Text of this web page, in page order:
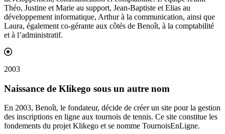
Théo, Justine et Marie au support, Jean-Baptiste et Elias au
développement informatique, Arthur à la communication, ainsi que
Laura, également co-gérante aux côtés de Benoît, à la comptabilité
et à l’administratif.
2003
Naissance de Klikego sous un autre nom
En 2003, Benoît, le fondateur, décide de créer un site pour la gestion
des inscriptions en ligne aux tournois de tennis. Ce site constitue les
fondements du projet Klikego et se nomme TournoisEnLigne.